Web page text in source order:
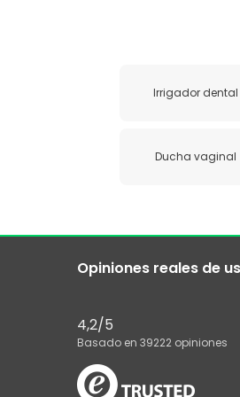
Irrigador dental
Ducha vaginal
Opiniones reales de
4,2/5
Basado en 39222 opiniones